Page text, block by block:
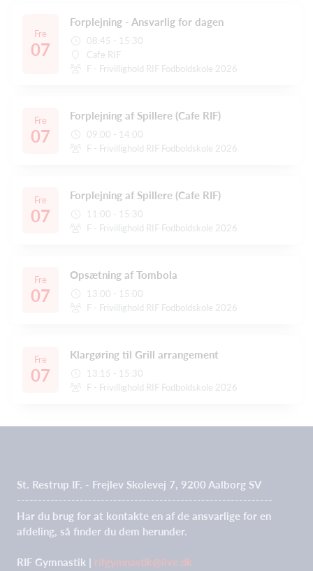
Fre
07
Forplejning - Ansvarlig for dagen
08:45 - 15:30
Cafe RIF
F - Frivillighold RIF Fodboldskole 2026
Fre
07
Forplejning af Spillere (Cafe RIF)
09:00 - 14:00
F - Frivillighold RIF Fodboldskole 2026
Fre
07
Forplejning af Spillere (Cafe RIF)
11:00 - 15:30
F - Frivillighold RIF Fodboldskole 2026
Fre
07
Opsætning af Tombola
13:00 - 15:00
F - Frivillighold RIF Fodboldskole 2026
Fre
07
Klargøring til Grill arrangement
13:15 - 15:30
F - Frivillighold RIF Fodboldskole 2026
St. Restrup IF. - Frejlev Skolevej 7, 9200 Aalborg SV
-------------------------------------------------------------
Har du brug for at kontakte en af de ansvarlige for en
afdeling, så finder du dem herunder.
RIF Gymnastik | rifgymnastik@live.dk